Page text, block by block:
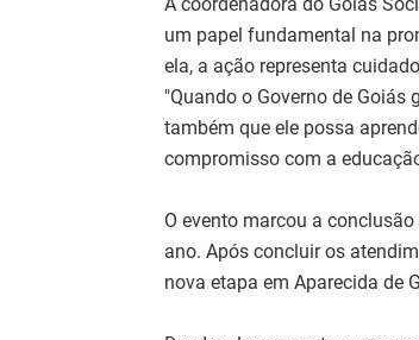
um papel fundamental na
ela, a ação representa
"Quando o Governo de
também que ele possa
compromisso com a
O evento marcou a
ano. Após concluir os
nova etapa em Aparecida de